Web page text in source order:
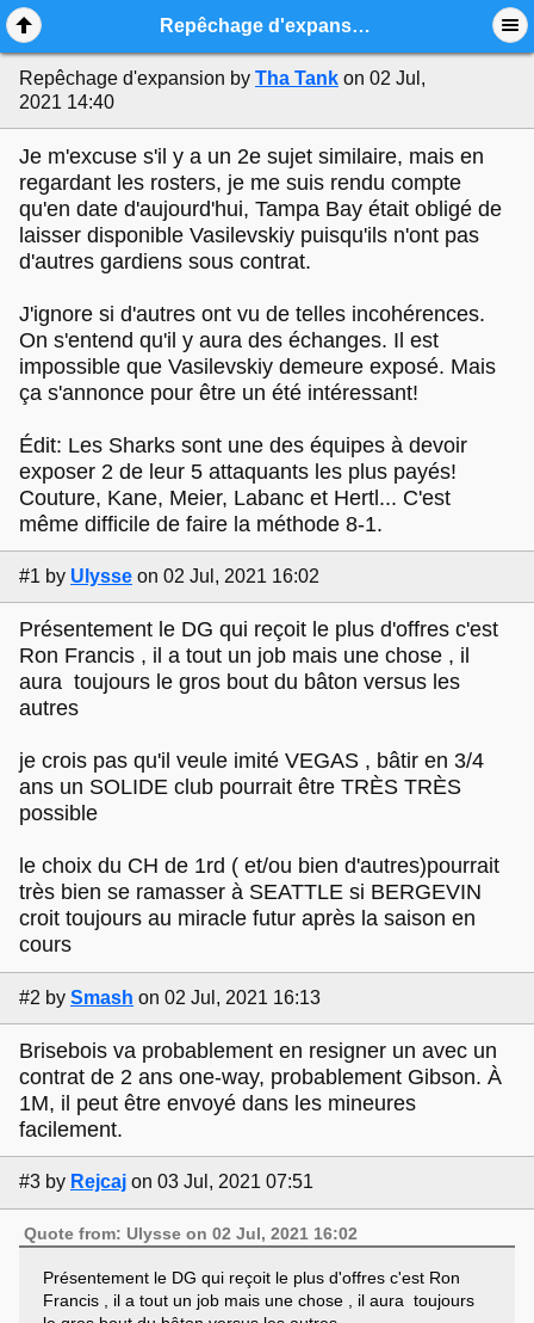
Repêchage d'expansion
Repêchage d'expansion by Tha Tank on 02 Jul,
2021 14:40
Je m'excuse s'il y a un 2e sujet similaire, mais en
regardant les rosters, je me suis rendu compte
qu'en date d'aujourd'hui, Tampa Bay était obligé de
laisser disponible Vasilevskiy puisqu'ils n'ont pas
d'autres gardiens sous contrat.
J'ignore si d'autres ont vu de telles incohérences.
On s'entend qu'il y aura des échanges. Il est
impossible que Vasilevskiy demeure exposé. Mais
ça s'annonce pour être un été intéressant!
Édit: Les Sharks sont une des équipes à devoir
exposer 2 de leur 5 attaquants les plus payés!
Couture, Kane, Meier, Labanc et Hertl... C'est
même difficile de faire la méthode 8-1.
#1 by Ulysse on 02 Jul, 2021 16:02
Présentement le DG qui reçoit le plus d'offres c'est
Ron Francis , il a tout un job mais une chose , il
aura toujours le gros bout du bâton versus les
autres
je crois pas qu'il veule imité VEGAS , bâtir en 3/4
ans un SOLIDE club pourrait être TRÈS TRÈS
possible
le choix du CH de 1rd ( et/ou bien d'autres)pourrait
très bien se ramasser à SEATTLE si BERGEVIN
croit toujours au miracle futur après la saison en
cours
#2 by Smash on 02 Jul, 2021 16:13
Brisebois va probablement en resigner un avec un
contrat de 2 ans one-way, probablement Gibson. À
1M, il peut être envoyé dans les mineures
facilement.
#3 by Rejcaj on 03 Jul, 2021 07:51
Quote from: Ulysse on 02 Jul, 2021 16:02
Présentement le DG qui reçoit le plus d'offres c'est Ron
Francis , il a tout un job mais une chose , il aura toujours